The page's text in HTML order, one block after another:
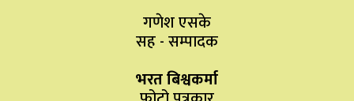
गणेश एसके
सह - सम्पादक
भरत बिश्वकर्मा